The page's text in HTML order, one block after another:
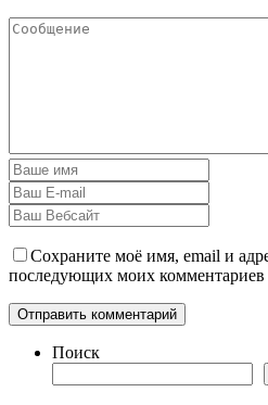
Сохраните моё имя, email и
последующих моих комментариев
Поиск